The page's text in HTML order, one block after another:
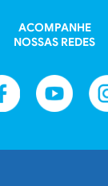
ACOMPANHE
NOSSAS REDES